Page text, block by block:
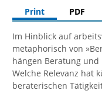
Print
PDF
Im Hinblick auf
metaphorisch von
hängen Beratung und
Welche Relevanz hat
beraterischen